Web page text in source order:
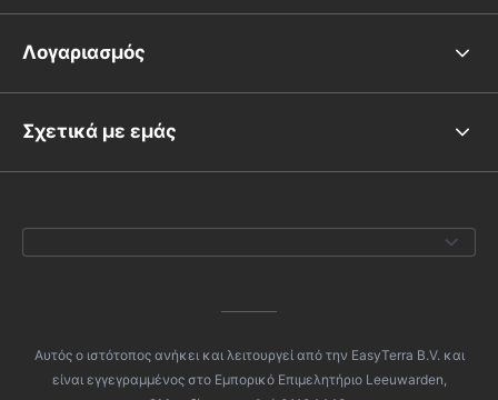
Λογαριασμός
Σχετικά με εμάς
Αυτός ο ιστότοπος ανήκει και λειτουργεί από την EasyTerra B.V. και
είναι εγγεγραμμένος στο Εμπορικό Επιμελητήριο Leeuwarden,